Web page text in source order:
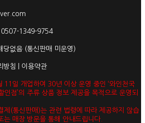
1349-9754
당없음 (통신판매 미운영)
방침 | 이용약관
11일 개업하여 30년 이상 운영 중인 ‘와인천국
인점’의 주류 상품 정보 제공을 목적으로 운영되
제(통신판매)는 관련 법령에 따라 제공하지 않습
는 매장 방문을 통해 안내드립니다.